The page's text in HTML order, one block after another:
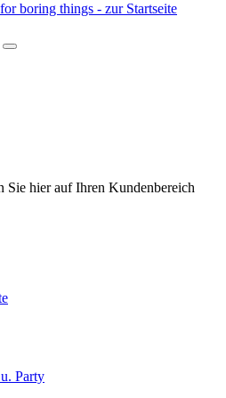
Sie hier auf Ihren Kundenbereich
Party